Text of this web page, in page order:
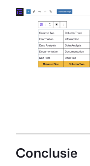
Conclusie